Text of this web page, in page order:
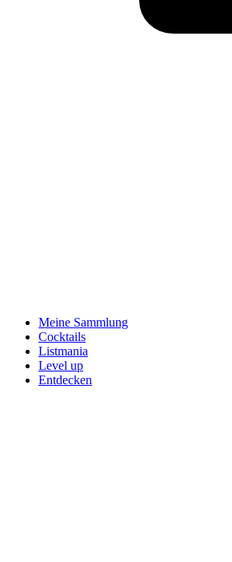
Meine Sammlung
Cocktails
Listmania
Level up
Entdecken